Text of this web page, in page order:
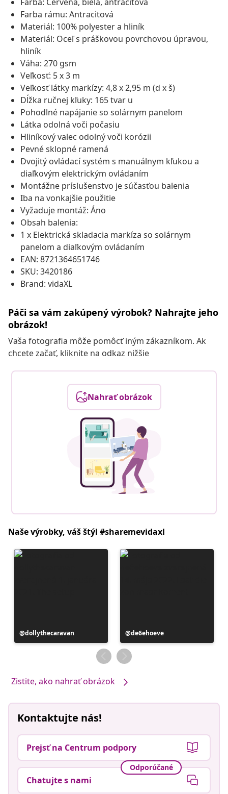
Farba rámu: Antracitová
Materiál: 100% polyester a hliník
Materiál: Oceľ s práškovou povrchovou úpravou,
hliník
Váha: 270 gsm
Veľkosť: 5 x 3 m
Veľkosť látky markízy: 4,8 x 2,95 m (d x š)
Dĺžka ručnej kľuky: 165 tvar u
Pohodlné napájanie so solárnym panelom
Látka odolná voči počasiu
Hliníkový valec odolný voči korózii
Pevné sklopné ramená
Dvojitý ovládací systém s manuálnym kľukou a
diaľkovým elektrickým ovládaním
Montážne príslušenstvo je súčasťou balenia
Iba na vonkajšie použitie
Vyžaduje montáž: Áno
Obsah balenia:
1 x Elektrická skladacia markíza so solárnym
panelom a diaľkovým ovládaním
EAN: 8721364651746
SKU: 3420186
Brand: vidaXL
Páči sa vám zakúpený výrobok? Nahrajte jeho
obrázok!
Vaša fotografia môže pomôcť iným zákazníkom. Ak
chcete začať, kliknite na odkaz nižšie
Nahrať obrázok
Naše výrobky, váš štýl #sharemevidaxl
Príspevok
zverejnil
dollythecaravan
Príspevok
zverejnil
de6ehoeve
Zistite, ako nahrať obrázok
Kontaktujte nás!
Prejsť na Centrum podpory
Odporúčané
Chatujte s nami